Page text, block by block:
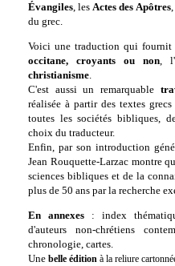
Évangiles, lesActes des Apôtres
du grec.
Voici une traduction qui fournit
occitane, croyants ou non,
christianisme.
C'est aussi un remarquable
réalisée à partir des textes
toutes les sociétés bibliques,
choix du traducteur.
Enfin, par son introduction
Jean Rouquette-Larzac montre
sciences bibliques et de la
plus de 50 ans par la recherche
En annexes : index
d'auteurs non-chrétiens
chronologie, cartes.
Une belle édition à la reliure